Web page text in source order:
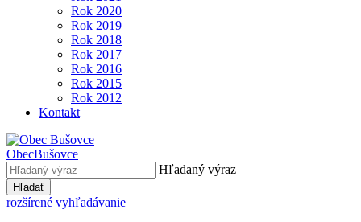
Rok 2020
Rok 2019
Rok 2018
Rok 2017
Rok 2016
Rok 2015
Rok 2012
Kontakt
ObecBušovce
Hľadaný výraz
Hľadať
rozšírené vyhľadávanie